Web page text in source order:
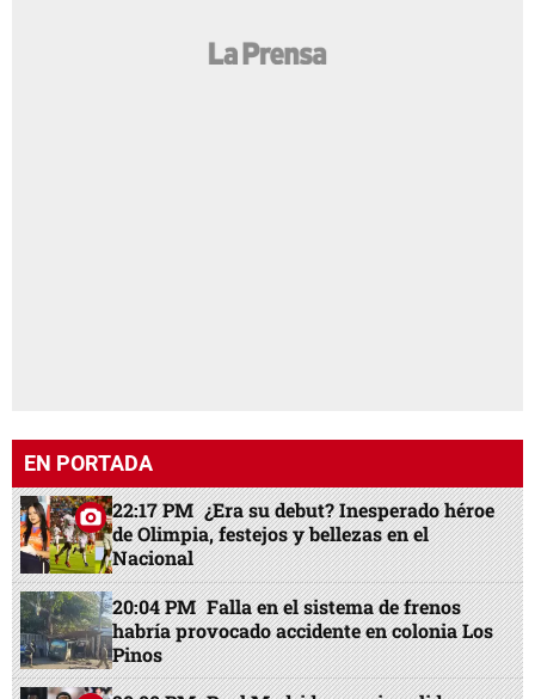
EN PORTADA
22:17 PM ¿Era su debut? Inesperado héroe
de Olimpia, festejos y bellezas en el
Nacional
20:04 PM Falla en el sistema de frenos
habría provocado accidente en colonia Los
Pinos